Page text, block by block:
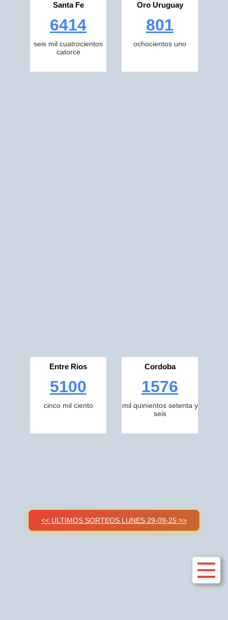
Santa Fe
6414
seis mil cuatrocientos
catorce
Oro Uruguay
801
ochocientos uno
Entre Rios
5100
cinco mil ciento
Cordoba
1576
mil quinientos setenta y
seis
<< ULTIMOS SORTEOS LUNES 29-09-25 >>